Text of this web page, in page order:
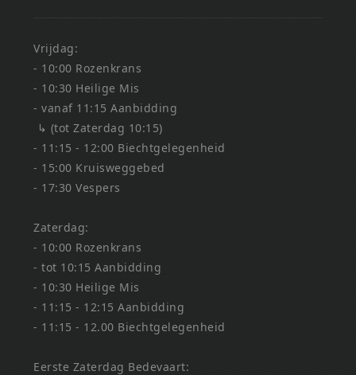
Vrijdag:
- 10:00 Rozenkrans
- 10:30 Heilige Mis
- vanaf 11:15 Aanbidding
↳ (tot Zaterdag 10:15)
- 11:15 - 12:00 Biechtgelegenheid
- 15:00 Kruisweggebed
- 17:30 Vespers
Zaterdag:
- 10:00 Rozenkrans
- tot 10:15 Aanbidding
- 10:30 Heilige Mis
- 11:15 - 12:15 Aanbidding
- 11:15 - 12.00 Biechtgelegenheid
Eerste Zaterdag Bedevaart: